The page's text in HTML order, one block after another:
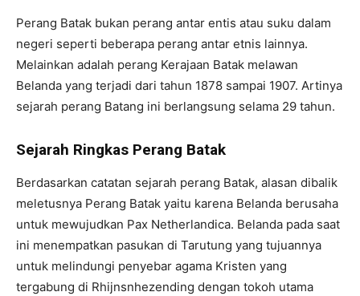
Perang Batak bukan perang antar entis atau suku dalam
negeri seperti beberapa perang antar etnis lainnya.
Melainkan adalah perang Kerajaan Batak melawan
Belanda yang terjadi dari tahun 1878 sampai 1907. Artinya
sejarah perang Batang ini berlangsung selama 29 tahun.
Sejarah Ringkas Perang Batak
Berdasarkan catatan sejarah perang Batak, alasan dibalik
meletusnya Perang Batak yaitu karena Belanda berusaha
untuk mewujudkan Pax Netherlandica. Belanda pada saat
ini menempatkan pasukan di Tarutung yang tujuannya
untuk melindungi penyebar agama Kristen yang
tergabung di Rhijnsnhezending dengan tokoh utama